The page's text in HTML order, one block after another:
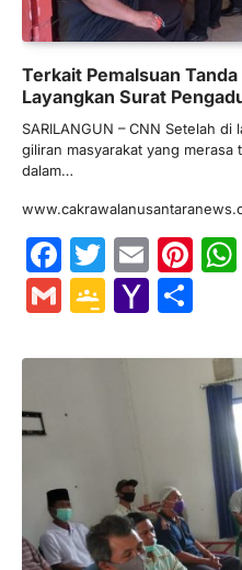
Terkait Pemalsuan
Layangkan Surat
SARILANGUN – CNN Setelah
giliran masyarakat yang merasa
dalam…
Facebook
Twitter
Email
GmailGoogle
Yahoo